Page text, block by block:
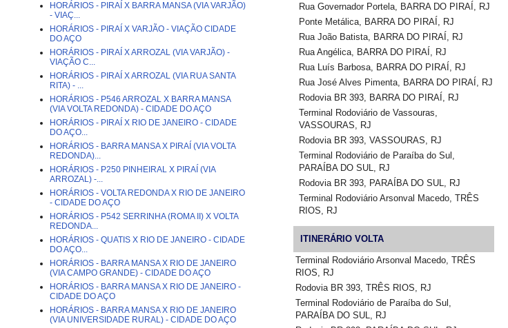
Rua Governador Portela, BARRA DO PIRAÍ, RJ
Ponte Metálica, BARRA DO PIRAÍ, RJ
Rua João Batista, BARRA DO PIRAÍ, RJ
Rua Angélica, BARRA DO PIRAÍ, RJ
Rua Luís Barbosa, BARRA DO PIRAÍ, RJ
Rua José Alves Pimenta, BARRA DO PIRAÍ, RJ
Rodovia BR 393, BARRA DO PIRAÍ, RJ
Terminal Rodoviário de Vassouras,
VASSOURAS, RJ
Rodovia BR 393, VASSOURAS, RJ
Terminal Rodoviário de Paraíba do Sul,
PARAÍBA DO SUL, RJ
Rodovia BR 393, PARAÍBA DO SUL, RJ
Terminal Rodoviário Arsonval Macedo, TRÊS
RIOS, RJ
ITINERÁRIO VOLTA
Terminal Rodoviário Arsonval Macedo, TRÊS
RIOS, RJ
Rodovia BR 393, TRÊS RIOS, RJ
Terminal Rodoviário de Paraíba do Sul,
PARAÍBA DO SUL, RJ
HORÁRIOS - PIRAÍ X BARRA MANSA (VIA VARJÃO)
- VIAÇ...
HORÁRIOS - PIRAÍ X VARJÃO - VIAÇÃO CIDADE
DO AÇO
HORÁRIOS - PIRAÍ X ARROZAL (VIA VARJÃO) -
VIAÇÃO C...
HORÁRIOS - PIRAÍ X ARROZAL (VIA RUA SANTA
RITA) - ...
HORÁRIOS - P546 ARROZAL X BARRA MANSA
(VIA VOLTA REDONDA) - CIDADE DO AÇO
HORÁRIOS - PIRAÍ X RIO DE JANEIRO - CIDADE
DO AÇO...
HORÁRIOS - BARRA MANSA X PIRAÍ (VIA VOLTA
REDONDA)...
HORÁRIOS - P250 PINHEIRAL X PIRAÍ (VIA
ARROZAL) -...
HORÁRIOS - VOLTA REDONDA X RIO DE JANEIRO
- CIDADE DO AÇO
HORÁRIOS - P542 SERRINHA (ROMA II) X VOLTA
REDONDA...
HORÁRIOS - QUATIS X RIO DE JANEIRO - CIDADE
DO AÇO...
HORÁRIOS - BARRA MANSA X RIO DE JANEIRO
(VIA CAMPO GRANDE) - CIDADE DO AÇO
HORÁRIOS - BARRA MANSA X RIO DE JANEIRO -
CIDADE DO AÇO
HORÁRIOS - BARRA MANSA X RIO DE JANEIRO
(VIA UNIVERSIDADE RURAL) - CIDADE DO AÇO